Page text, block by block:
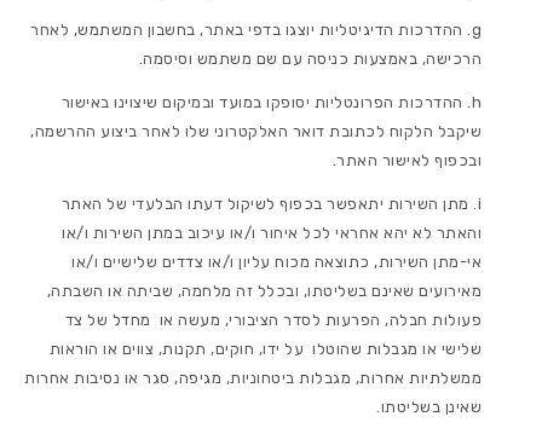
ההדרכות הדיגיטליות יוצגו בדפי באתר, בחשבון המשתמש, לאחר
הרכישה, באמצעות כניסה עם שם משתמש וסיסמה.
ההדרכות הפרונטליות יסופקו במועד ובמיקום שיצוינו באישור
שיקבל הלקוח לכתובת דואר האלקטרוני שלו לאחר ביצוע ההרשמה,
ובכפוף לאישור האתר.
מתן השירות יתאפשר בכפוף לשיקול דעתו הבלעדי של האתר
והאתר לא יהא אחראי לכל איחור ו/או עיכוב במתן השירות ו/או
אי-מתן השירות, כתוצאה מכוח עליון ו/או צדדים שלישיים ו/או
מאירועים שאינם בשליטתו, ובכלל זה מלחמה, שביתה או השבתה,
פעולות חבלה, הפרעות לסדר הציבורי, מעשה או מחדל של צד
שלישי או מגבלות שהוטלו על ידו, חוקים, תקנות, צווים או הוראות
ממשלתיות אחרות, מגבלות ביטחוניות, מגיפה, סגר או נסיבות אחרות
שאינן בשליטתו.